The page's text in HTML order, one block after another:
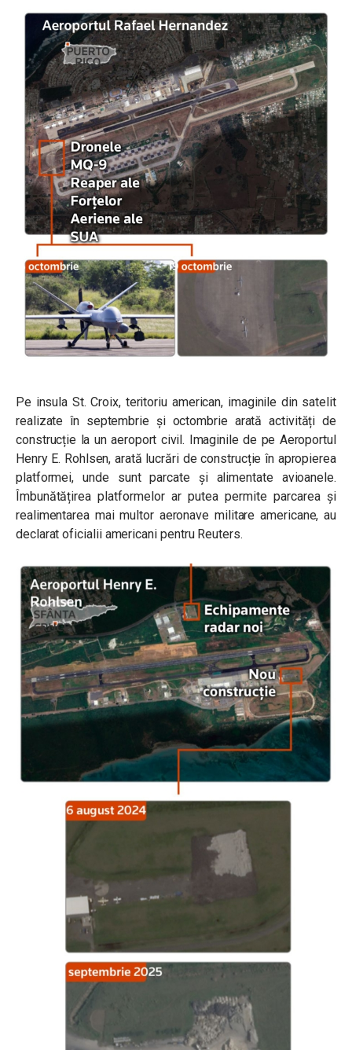
Pe insula St. Croix, teritoriu american, imaginile din satelit
realizate în septembrie și octombrie arată activități de
construcție la un aeroport civil. Imaginile de pe Aeroportul
Henry E. Rohlsen, arată lucrări de construcție în apropierea
platformei, unde sunt parcate și alimentate avioanele.
Îmbunătățirea platformelor ar putea permite parcarea și
realimentarea mai multor aeronave militare americane, au
declarat oficialii americani pentru Reuters.